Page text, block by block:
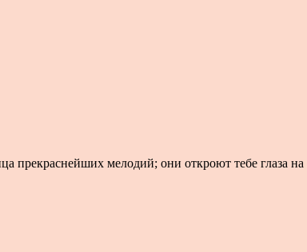
прекраснейших мелодий; они откроют тебе глаза